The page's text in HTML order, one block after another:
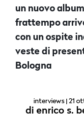
un nuovo
frattempo
con un ospite
veste di
Bologna
interviews| 21
di enrico s.